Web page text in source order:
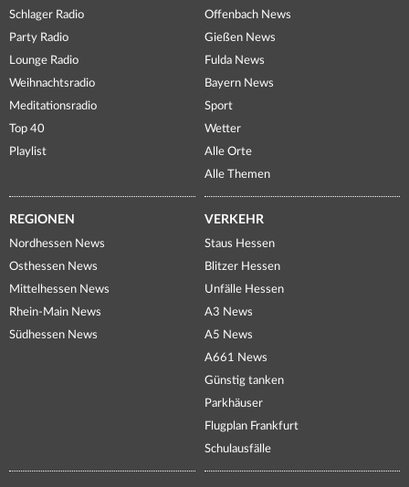
Schlager Radio
Party Radio
Lounge Radio
Weihnachtsradio
Meditationsradio
Top 40
Playlist
Offenbach News
Gießen News
Fulda News
Bayern News
Sport
Wetter
Alle Orte
Alle Themen
REGIONEN
Nordhessen News
Osthessen News
Mittelhessen News
Rhein-Main News
Südhessen News
VERKEHR
Staus Hessen
Blitzer Hessen
Unfälle Hessen
A3 News
A5 News
A661 News
Günstig tanken
Parkhäuser
Flugplan Frankfurt
Schulausfälle